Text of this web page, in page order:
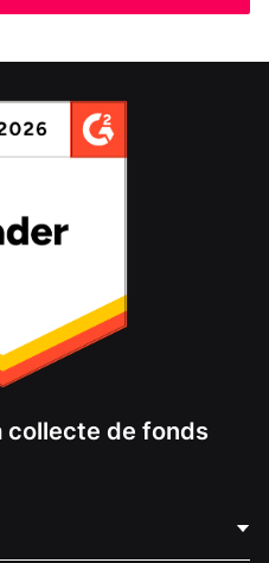
collecte de fonds